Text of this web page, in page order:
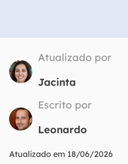
Atualizado por
Jacinta
Escrito por
Leonardo
Atualizado em 18/06/2026